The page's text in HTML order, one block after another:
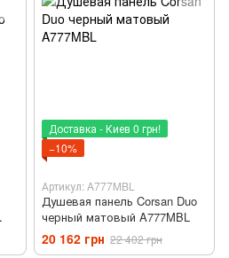
Доставка - Киев 0 грн!
−10%
Артикул: A777MBL
Душевая панель Corsan Duo
черный матовый A777MBL
20 162 грн 22 402 грн